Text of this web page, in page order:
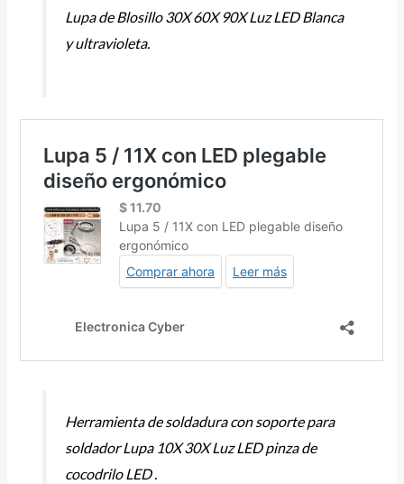
Lupa de Blosillo 30X 60X 90X Luz LED Blanca
y ultravioleta.
Herramienta de soldadura con soporte para
soldador Lupa 10X 30X Luz LED pinza de
cocodrilo LED .